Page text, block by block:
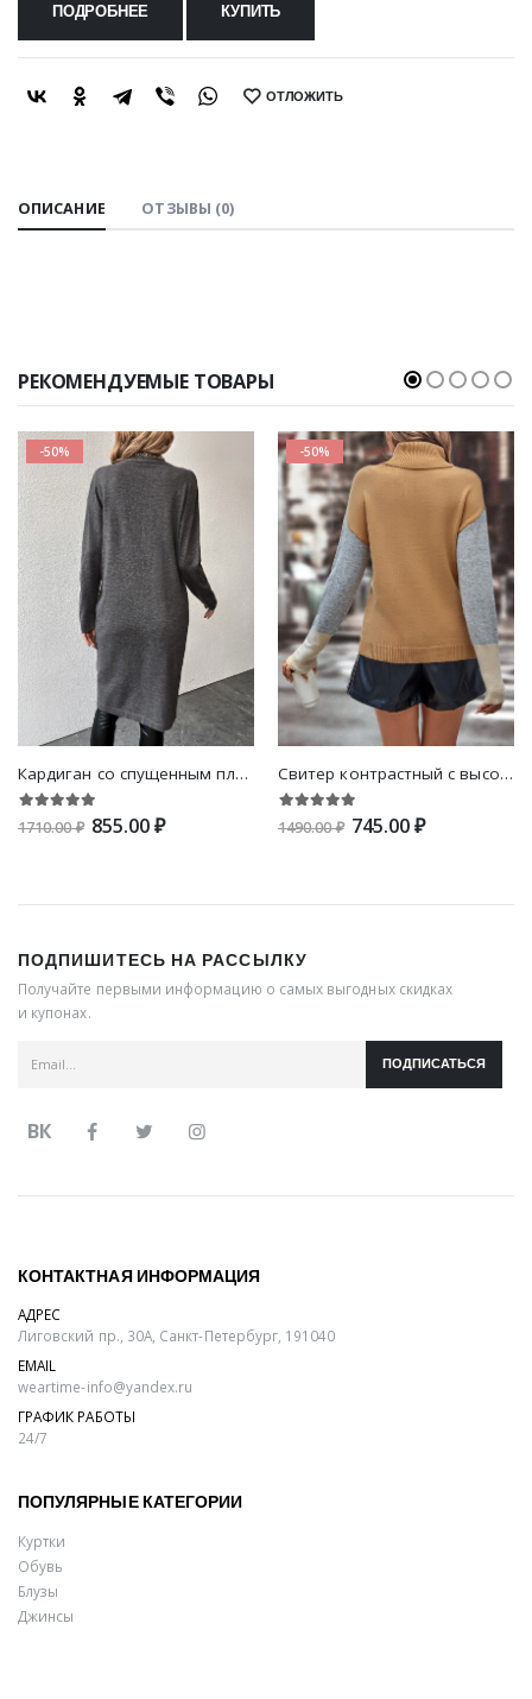
ПОДРОБНЕЕ КУПИТЬ
SHARE: ОТЛОЖИТЬ
ОПИСАНИЕ ОТЗЫВЫ (0)
РЕКОМЕНДУЕМЫЕ ТОВАРЫ
-50%
Кардиган со спущенным плечом
1710.00 ₽ 855.00 ₽
-50%
Свитер контрастный с высоким воротником со спущенным плечом
1490.00 ₽ 745.00 ₽
ПОДПИШИТЕСЬ НА РАССЫЛКУ
Получайте первыми информацию о самых выгодных скидках
и купонах.
ПОДПИСАТЬСЯ
ВК
КОНТАКТНАЯ ИНФОРМАЦИЯ
АДРЕС
Лиговский пр., 30А, Санкт-Петербург, 191040
EMAIL
weartime-info@yandex.ru
ГРАФИК РАБОТЫ
24/7
ПОПУЛЯРНЫЕ КАТЕГОРИИ
Куртки
Обувь
Блузы
Джинсы